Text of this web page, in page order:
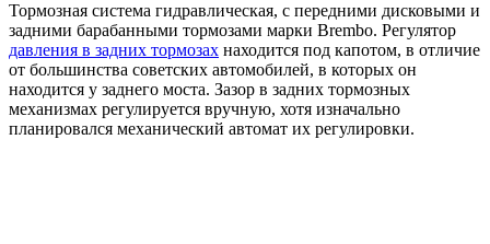
Тормозная система гидравлическая, с передними дисковыми и
задними барабанными тормозами марки Brembo. Регулятор
давления в задних тормозах находится под капотом, в отличие
от большинства советских автомобилей, в которых он
находится у заднего моста. Зазор в задних тормозных
механизмах регулируется вручную, хотя изначально
планировался механический автомат их регулировки.